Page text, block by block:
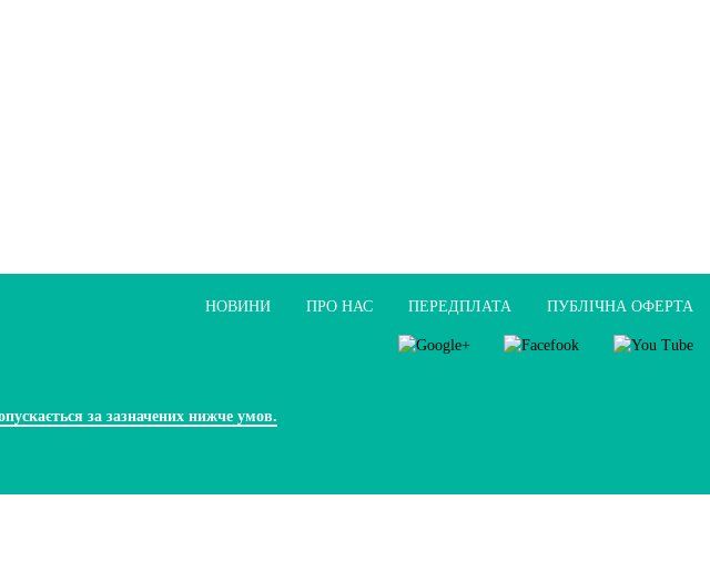
НОВИНИ ПРО НАС ПЕРЕДПЛАТА ПУБЛIЧНА ОФЕРТА
за зазначених нижче умов.